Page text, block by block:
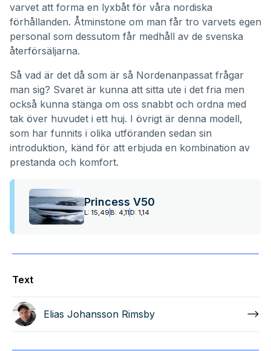
varvet att forma en lyxbåt för våra nordiska
förhållanden. Åtminstone om man får tro varvets egen
personal som dessutom får medhåll av de svenska
återförsäljarna.
Så vad är det då som är så Nordenanpassat frågar
man sig? Svaret är kunna att sitta ute i det fria men
också kunna stänga om oss snabbt och ordna med
tak över huvudet i ett huj. I övrigt är denna modell,
som har funnits i olika utföranden sedan sin
introduktion, känd för att erbjuda en kombination av
prestanda och komfort.
Princess V50
L: 15,49 B: 4,11 D: 1,14
Text
Elias Johansson Rimsby